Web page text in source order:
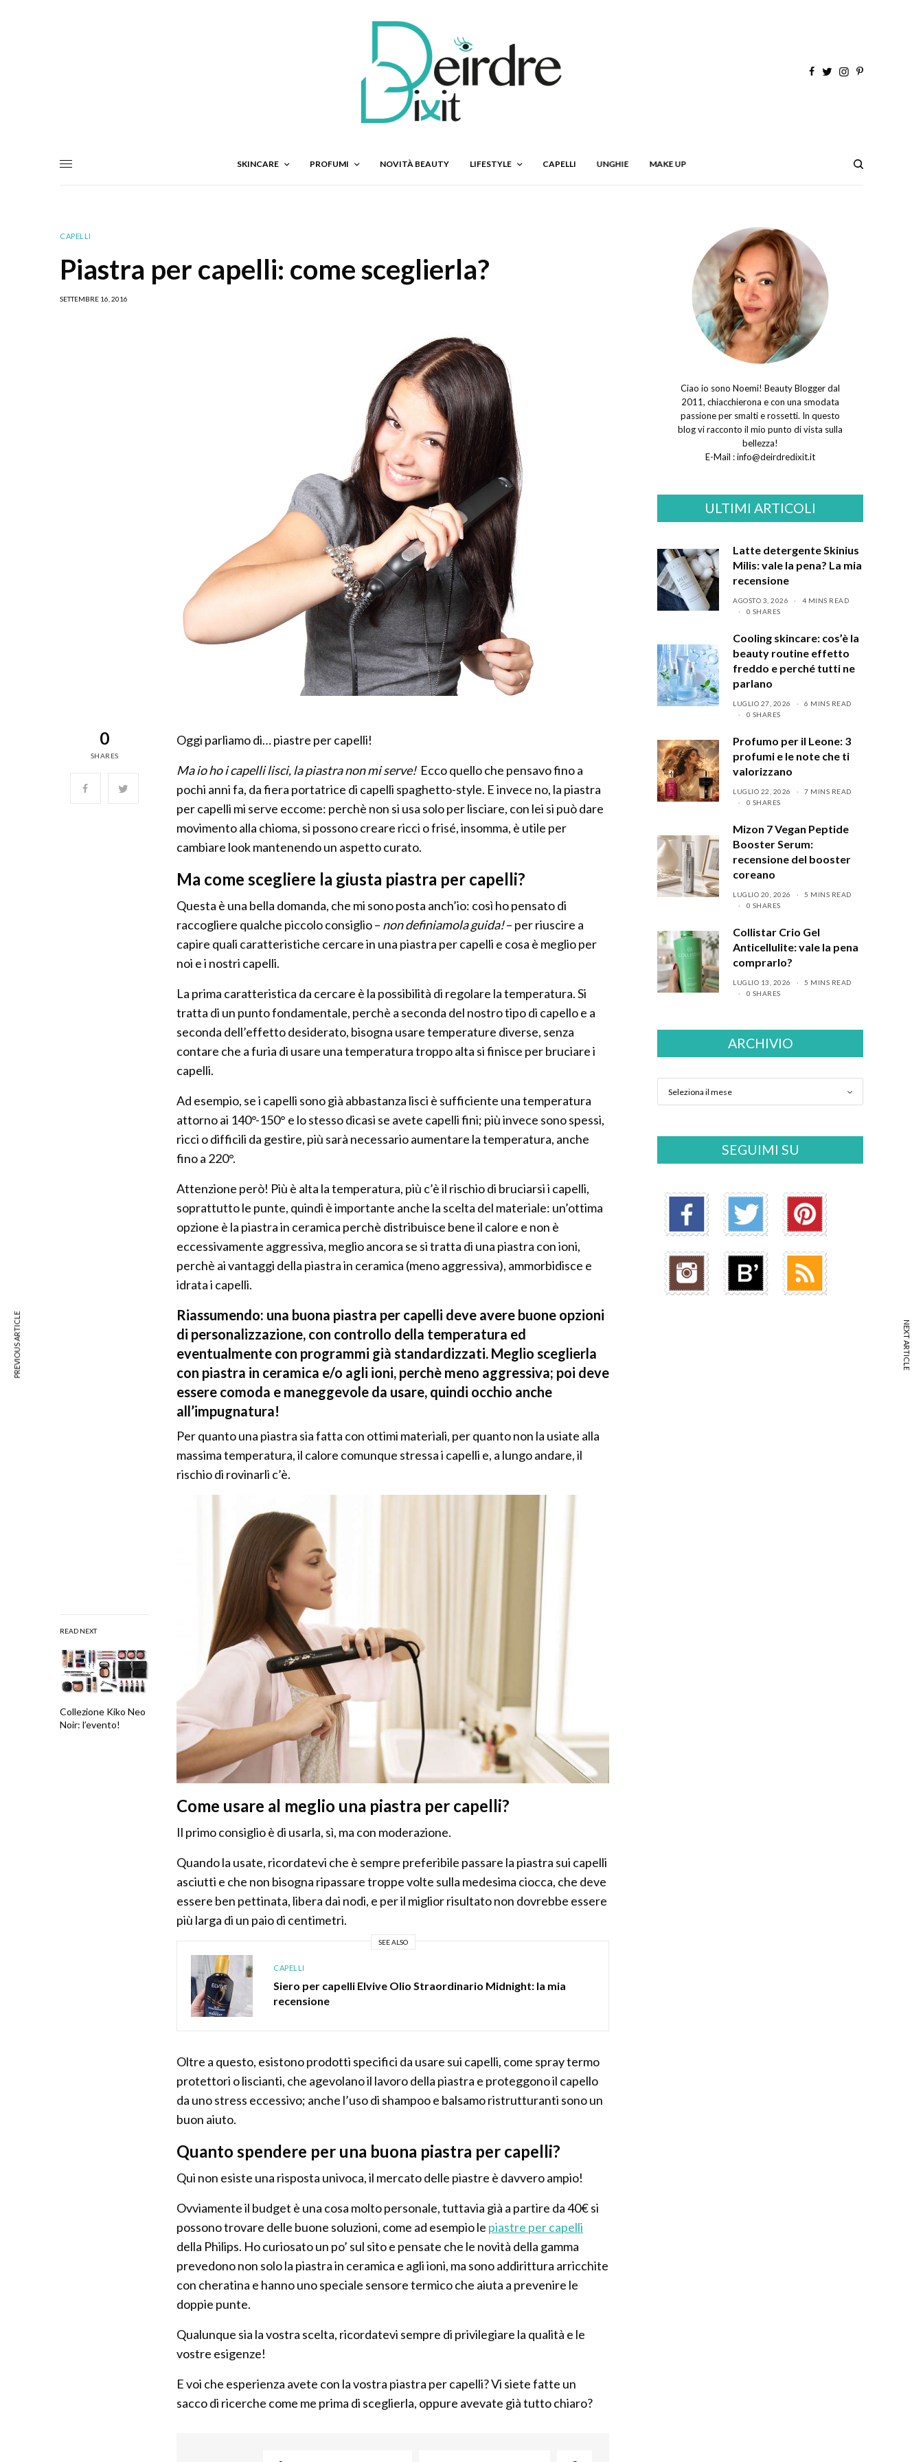
SKINCARE PROFUMI NOVITÀ BEAUTY LIFESTYLE CAPELLI UNGHIE MAKE UP
CAPELLI
Piastra per capelli: come sceglierla?
SETTEMBRE 16, 2016
0
SHARES
READ NEXT
Collezione Kiko Neo
Noir: l’evento!
Oggi parliamo di… piastre per capelli!
Ma io ho i capelli lisci, la piastra non mi serve! Ecco quello che pensavo fino a
pochi anni fa, da fiera portatrice di capelli spaghetto-style. E invece no, la piastra
per capelli mi serve eccome: perchè non si usa solo per lisciare, con lei si può dare
movimento alla chioma, si possono creare ricci o frisé, insomma, è utile per
cambiare look mantenendo un aspetto curato.
Ma come scegliere la giusta piastra per capelli?
Questa è una bella domanda, che mi sono posta anch’io: così ho pensato di
raccogliere qualche piccolo consiglio – non definiamola guida!– per riuscire a
capire quali caratteristiche cercare in una piastra per capelli e cosa è meglio per
noi e i nostri capelli.
La prima caratteristica da cercare è la possibilità di regolare la temperatura. Si
tratta di un punto fondamentale, perchè a seconda del nostro tipo di capello e a
seconda dell’effetto desiderato, bisogna usare temperature diverse, senza
contare che a furia di usare una temperatura troppo alta si finisce per bruciare i
capelli.
Ad esempio, se i capelli sono già abbastanza lisci è sufficiente una temperatura
attorno ai 140°-150° e lo stesso dicasi se avete capelli fini; più invece sono spessi,
ricci o difficili da gestire, più sarà necessario aumentare la temperatura, anche
fino a 220°.
Attenzione però! Più è alta la temperatura, più c’è il rischio di bruciarsi i capelli,
soprattutto le punte, quindi è importante anche la scelta del materiale: un’ottima
opzione è la piastra in ceramica perchè distribuisce bene il calore e non è
eccessivamente aggressiva, meglio ancora se si tratta di una piastra con ioni,
perchè ai vantaggi della piastra in ceramica (meno aggressiva), ammorbidisce e
idrata i capelli.
Riassumendo: una buona piastra per capelli deve avere buone opzioni
di personalizzazione, con controllo della temperatura ed
eventualmente con programmi già standardizzati. Meglio sceglierla
con piastra in ceramica e/o agli ioni, perchè meno aggressiva; poi deve
essere comoda e maneggevole da usare, quindi occhio anche
all’impugnatura!
Per quanto una piastra sia fatta con ottimi materiali, per quanto non la usiate alla
massima temperatura, il calore comunque stressa i capelli e, a lungo andare, il
rischio di rovinarli c’è.
Come usare al meglio una piastra per capelli?
Il primo consiglio è di usarla, sì, ma con moderazione.
Quando la usate, ricordatevi che è sempre preferibile passare la piastra sui capelli
asciutti e che non bisogna ripassare troppe volte sulla medesima ciocca, che deve
essere ben pettinata, libera dai nodi, e per il miglior risultato non dovrebbe essere
più larga di un paio di centimetri.
SEE ALSO
CAPELLI
Siero per capelli Elvive Olio Straordinario Midnight: la mia
recensione
Oltre a questo, esistono prodotti specifici da usare sui capelli, come spray termo
protettori o liscianti, che agevolano il lavoro della piastra e proteggono il capello
da uno stress eccessivo; anche l’uso di shampoo e balsamo ristrutturanti sono un
buon aiuto.
Quanto spendere per una buona piastra per capelli?
Qui non esiste una risposta univoca, il mercato delle piastre è davvero ampio!
Ovviamente il budget è una cosa molto personale, tuttavia già a partire da 40€ si
possono trovare delle buone soluzioni, come ad esempio le piastre per capelli
della Philips. Ho curiosato un po’ sul sito e pensate che le novità della gamma
prevedono non solo la piastra in ceramica e agli ioni, ma sono addirittura arricchite
con cheratina e hanno uno speciale sensore termico che aiuta a prevenire le
doppie punte.
Qualunque sia la vostra scelta, ricordatevi sempre di privilegiare la qualità e le
vostre esigenze!
E voi che esperienza avete con la vostra piastra per capelli? Vi siete fatte un
sacco di ricerche come me prima di sceglierla, oppure avevate già tutto chiaro?
Ciao io sono Noemi! Beauty Blogger dal
2011, chiacchierona e con una smodata
passione per smalti e rossetti. In questo
blog vi racconto il mio punto di vista sulla
bellezza!
E-Mail :info@deirdredixit.it
ULTIMI ARTICOLI
Latte detergente Skinius
Milis: vale la pena? La mia
recensione
AGOSTO 3, 2026
4 MINS READ
0 SHARES
Cooling skincare: cos’è la
beauty routine effetto
freddo e perché tutti ne
parlano
LUGLIO 27, 2026
6 MINS READ
0 SHARES
Profumo per il Leone: 3
profumi e le note che ti
valorizzano
LUGLIO 22, 2026
7 MINS READ
0 SHARES
Mizon 7 Vegan Peptide
Booster Serum:
recensione del booster
coreano
LUGLIO 20, 2026
5 MINS READ
0 SHARES
Collistar Crio Gel
Anticellulite: vale la pena
comprarlo?
LUGLIO 13, 2026
5 MINS READ
0 SHARES
ARCHIVIO
SEGUIMI SU
PREVIOUS ARTICLE NEXT ARTICLE